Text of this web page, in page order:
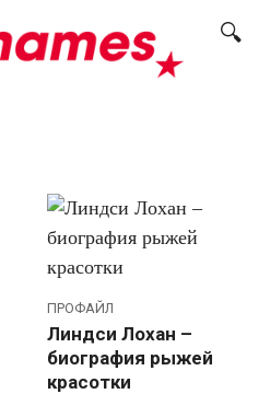
ПРОФАЙЛ
Линдси Лохан –
биография рыжей
красотки